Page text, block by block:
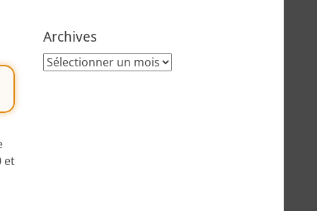
et
Archives
Archives